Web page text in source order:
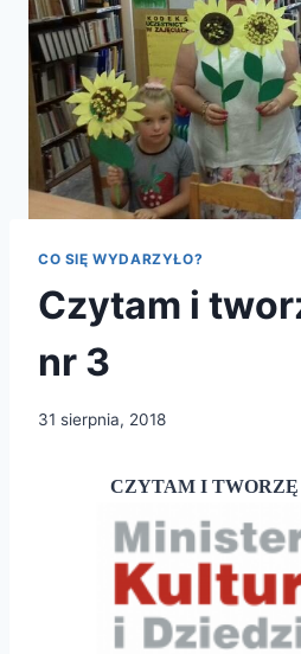
CO SIĘ WYDARZYŁO?
Czytam i
nr 3
31 sierpnia, 2018
CZYTAM I